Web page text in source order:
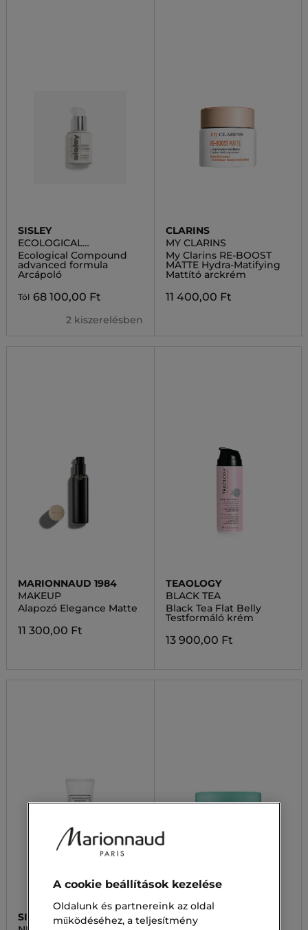
SISLEY
ECOLOGICAL
COMPOUND
Ecological Compound
advanced formula
Arcápoló
Tól 68 100,00 Ft
2 kiszerelésben
CLARINS
MY CLARINS
My Clarins RE-BOOST
MATTE Hydra-Matifying
Mattító arckrém
11 400,00 Ft
MARIONNAUD 1984
MAKEUP
Alapozó Elegance Matte
11 300,00 Ft
TEAOLOGY
BLACK TEA
Black Tea Flat Belly
Testformáló krém
13 900,00 Ft
SISLEY
ORLANE
A cookie beállítások kezelése
Oldalunk és partnereink az oldal
működéséhez, a teljesítmény